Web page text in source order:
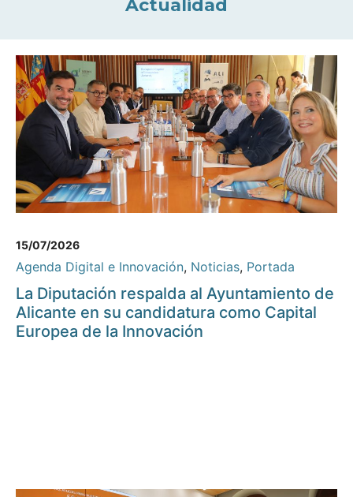
Actualidad
15/07/2026
Agenda Digital e Innovación, Noticias, Portada
La Diputación respalda al Ayuntamiento de
Alicante en su candidatura como Capital
Europea de la Innovación